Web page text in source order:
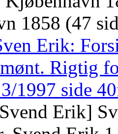
1858 (47
Erik:
Rigtig
1997 side
Erik]